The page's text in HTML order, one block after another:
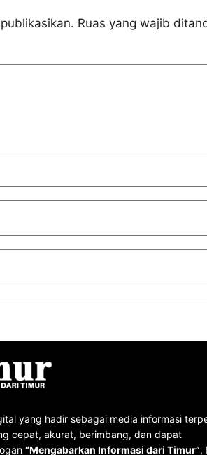
Ruas yang wajib
yang hadir sebagai media informasi
cepat, akurat, berimbang, dan dapat
“Mengabarkan Informasi dari Timur”,